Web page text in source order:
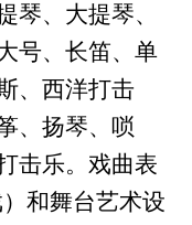
琴、大提琴、
号、长笛、单
、西洋打击
、扬琴、唢
击乐。 戏曲表
和舞台艺术设